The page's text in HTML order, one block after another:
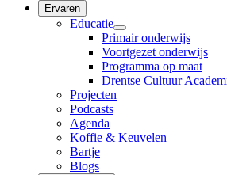
Ervaren
Educatie
Primair onderwijs
Voortgezet onderwijs
Programma op maat
Drentse Cultuur
Projecten
Podcasts
Agenda
Koffie & Keuvelen
Bartje
Blogs